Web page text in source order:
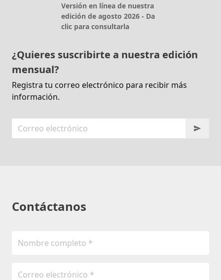
Versión en línea de nuestra
edición de agosto 2026 - Da
clic para consultarla
¿Quieres suscribirte a nuestra edición
mensual?
Registra tu correo electrónico para recibir más
información.
Contáctanos